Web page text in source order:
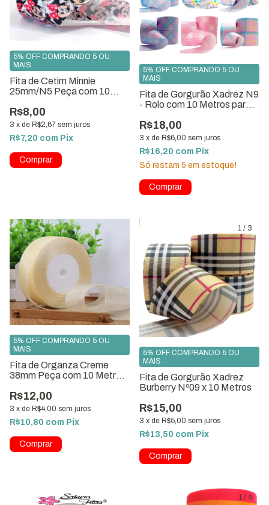
Fita de Cetim Minnie
25mm/N5 Peça com 10
R$8,00
3 x de R$2,67 sem juros
5% OFF COMPRANDO 5 OU
MAIS
R$7,20 com Pix
Fita de Gorgurão Xadrez N9
- Rolo com 10 Metros para
R$18,00
3 x de R$6,00 sem juros
5% OFF COMPRANDO 5 OU
MAIS
R$16,20 com Pix
Só restam 5 em estoque!
Comprar
Fita de Organza Creme
38mm Peça com 10 Metros
R$12,00
3 x de R$4,00 sem juros
5% OFF COMPRANDO 5 OU
MAIS
R$10,80 com Pix
1 / 3
Fita de Gorgurão Xadrez
Burberry Nº09 x 10 Metros
R$15,00
3 x de R$5,00 sem juros
5% OFF COMPRANDO 5 OU
MAIS
R$13,50 com Pix
1 / 4